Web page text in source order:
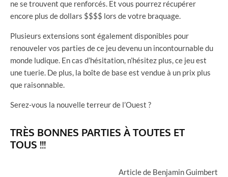
ne se trouvent que renforcés. Et vous pourrez récupérer
encore plus de dollars $$$$ lors de votre braquage.
Plusieurs extensions sont également disponibles pour
renouveler vos parties de ce jeu devenu un incontournable du
monde ludique. En cas d’hésitation, n’hésitez plus, ce jeu est
une tuerie. De plus, la boîte de base est vendue à un prix plus
que raisonnable.
Serez-vous la nouvelle terreur de l’Ouest ?
TRÈS BONNES PARTIES À TOUTES ET
TOUS !!!
Article de Benjamin Guimbert